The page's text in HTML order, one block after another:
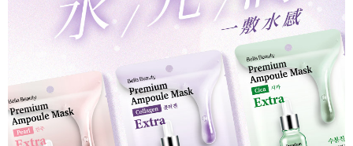
４．使用「AFTEE先享後付」時，將依據個別帳號之用戶狀況，依本公司即
時審查核予不同之上限額度；若仍有額度不足之情形，本公司將視審查結果
５．嚴禁一人註冊多個帳號或使用他人資訊註冊。若發現惡意使用之情形，
恩沛科技股份有限公司將有權停止該用戶之使用額度並採取法律行動。